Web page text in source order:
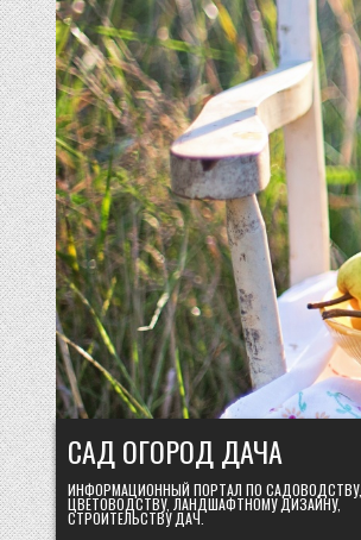
Skip
to
content
САД ОГОРОД ДАЧА
ИНФОРМАЦИОННЫЙ ПОРТАЛ ПО САДОВОДСТВУ,
ЦВЕТОВОДСТВУ, ЛАНДШАФТНОМУ ДИЗАЙНУ,
СТРОИТЕЛЬСТВУ ДАЧ.